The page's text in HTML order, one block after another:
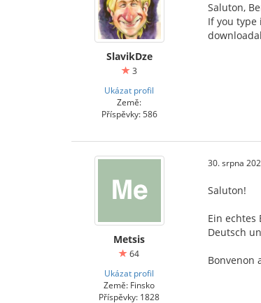
SlavikDze
3
Ukázat profil
Země:
Příspěvky: 586
Saluton,
If you
Metsis
64
Ukázat profil
Země: Finsko
Příspěvky: 1828
30. srpna
Saluton!
Ein
Deutsch
Bonvenon